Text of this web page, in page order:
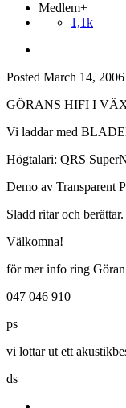
Medlem+
1,1k
Posted March 14, 2006
GÖRANS HIFI I
Vi laddar med
Högtalari: QRS
Demo av Transparent
Sladd ritar och berättar.
Välkomna!
för mer info ring
047 046 910
ps
vi lottar ut ett
ds